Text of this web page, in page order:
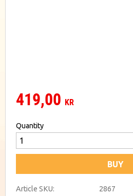
419,00 KR
Quantity
BUY
Article SKU
2867